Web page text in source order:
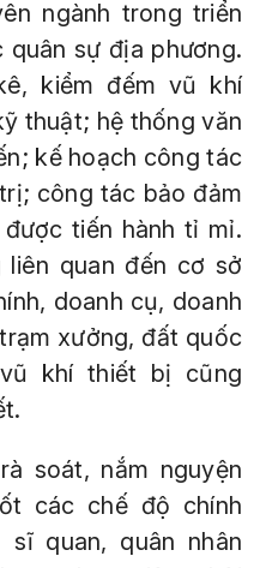
ngành trong triển
sự địa phương.
kiểm đếm vũ khí
thuật; hệ thống văn
kế hoạch công tác
công tác bảo đảm
tiến hành tỉ mỉ.
quan đến cơ sở
doanh cụ, doanh
xưởng, đất quốc
khí thiết bị cũng
soát, nắm nguyện
các chế độ chính
quan, quân nhân